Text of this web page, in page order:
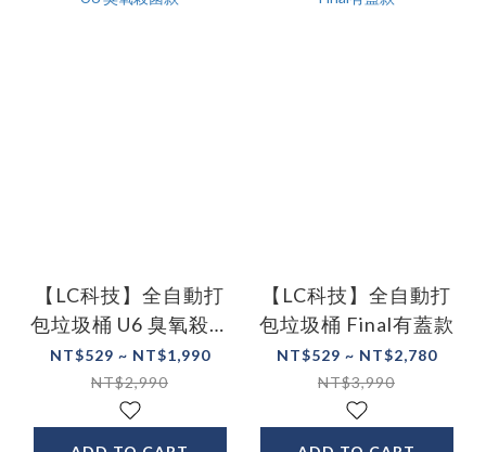
【LC科技】全自動打
包垃圾桶 U6 臭氧殺菌
款
NT$529 ~ NT$1,990
NT$2,990
【LC科技】全自動打
包垃圾桶 Final有蓋款
NT$529 ~ NT$2,780
NT$3,990